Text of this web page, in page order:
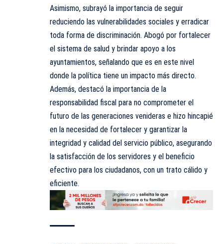
Asimismo, subrayó la importancia de seguir
reduciendo las vulnerabilidades sociales y erradicar
toda forma de discriminación. Abogó por fortalecer
el sistema de salud y brindar apoyo a los
ayuntamientos, señalando que es en este nivel
donde la política tiene un impacto más directo.
Además, destacó la importancia de la
responsabilidad fiscal para no comprometer el
futuro de las generaciones venideras e hizo hincapié
en la necesidad de fortalecer y garantizar la
integridad y calidad del servicio público, asegurando
la satisfacción de los servidores y el beneficio
efectivo para los ciudadanos, con un trato cálido y
eficiente.